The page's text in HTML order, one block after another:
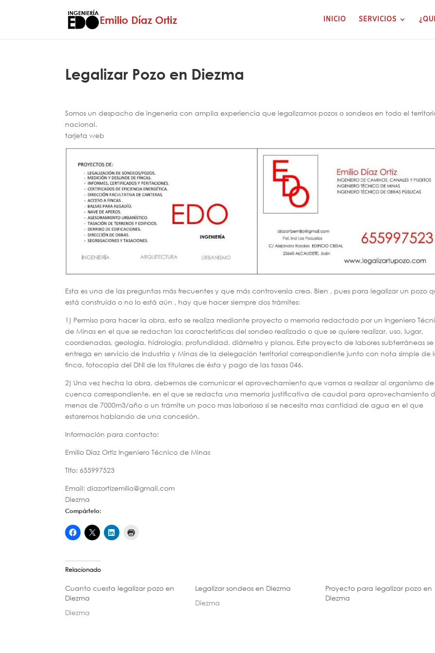
INICIO SERVICIOS
Legalizar Pozo en Diezma
Somos un despacho de ingenería con amplia experiencia que legalizamos pozos o sondeos en todo el
nacional.
tarjeta web
Esta es una de las preguntas más frecuentes y que más controversia crea. Bien , pues para legalizar un pozo
está construido o no lo está aún , hay que hacer siempre dos trámites:
1) Permiso para hacer la obra, esto se realiza mediante proyecto o memoria redactado por un Ingeniero
de Minas en el que se redactan las características del sondeo realizado o que se quiere realizar, uso, lugar,
coordenadas, geología, hidrologia, profundidad, diámetro y planos. Este proyecto de labores subterráneas se
entrega en servicio de Industria y Minas de la delegación territorial correspondiente junto con nota simple de
finca, fotocopia del DNI de los titulares de ésta y pago de las tasas 046.
2) Una vez hecha la obra, debemos de comunicar el aprovechamiento que vamos a realizar al organismo de
cuenca correspondiente, en el que se redacta una memoria justificativa de caudal para aprovechamiento
menos de 7000m3/año o un trámite un poco mas laborioso si se necesita mas cantidad de agua en el que
estaremos hablando de una concesión.
Información para contacto:
Emilio Díaz Ortiz Ingeniero Técnico de Minas
Tlfo: 655997523
Email: diazortizemilio@gmail.com
Diezma
Compártelo:
Relacionado
Cuanto cuesta legalizar pozo en
Diezma
Diezma
Legalizar sondeos en Diezma
Diezma
Proyecto para legalizar pozo en
Diezma